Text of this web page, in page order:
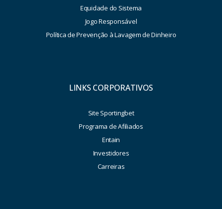
Equidade do Sistema
Jogo Responsável
Política de Prevenção à Lavagem de Dinheiro
LINKS CORPORATIVOS
Site Sportingbet
Programa de Afiliados
Entain
Investidores
Carreiras